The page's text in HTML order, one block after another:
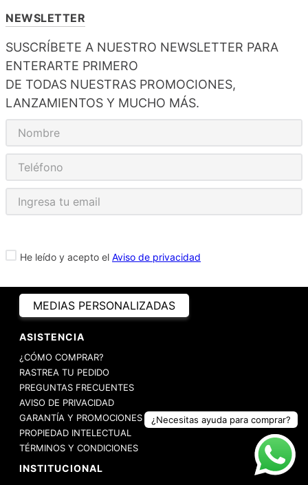
¿Necesitas ayuda para comprar?
NEWSLETTER
SUSCRÍBETE A NUESTRO NEWSLETTER PARA
ENTERARTE PRIMERO
DE TODAS NUESTRAS PROMOCIONES,
LANZAMIENTOS Y MUCHO MÁS.
He leído y acepto el Aviso de privacidad
MEDIAS PERSONALIZADAS
ASISTENCIA
¿CÓMO COMPRAR?
RASTREA TU PEDIDO
PREGUNTAS FRECUENTES
AVISO DE PRIVACIDAD
GARANTÍA Y PROMOCIONES
PROPIEDAD INTELECTUAL
TÉRMINOS Y CONDICIONES
INSTITUCIONAL